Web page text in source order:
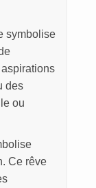
symbolise
des
ou
Ce rêve